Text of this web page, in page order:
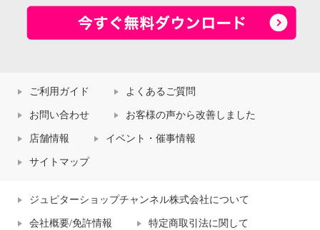
ご利用ガイド よくあるご質問
お問い合わせ お客様の声から改善しました
店舗情報 イベント・催事情報
サイトマップ
ジュピターショップチャンネル株式会社について
会社概要/免許情報 特定商取引法に関して